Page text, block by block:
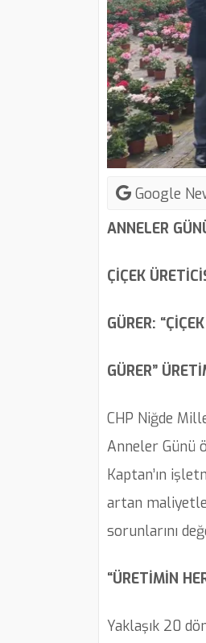
Google
ANNELER
ÇİÇEK
GÜRER:
GÜRER”
CHP Niğde
Anneler Günü
Kaptan’ın
artan
sorunlarını
“ÜRETİMİN
Yaklaşık 20